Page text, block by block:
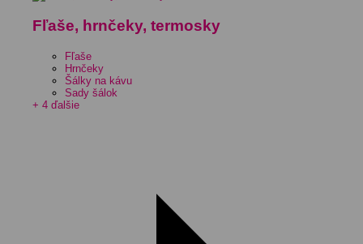
Fľaše, hrnčeky, termosky
Fľaše
Hrnčeky
Šálky na kávu
Sady šálok
+ 4 ďalšie